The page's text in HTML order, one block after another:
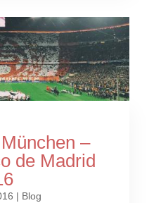
–
de Madrid
| Blog